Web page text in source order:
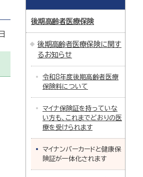
後期高齢者医療保険
後期高齢者医療保険に関す
るお知らせ
令和8年度後期高齢者医療
保険料について
マイナ保険証を持っていな
い方も、これまでどおりの医
療を受けられます
マイナンバーカードと健康保
険証が一体化されます